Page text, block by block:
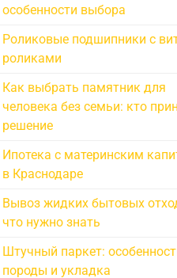
особенности выбора
Роликовые подшипники с
роликами
Как выбрать памятник для
человека без семьи: кто
решение
Ипотека с материнским
в Краснодаре
Вывоз жидких бытовых
что нужно знать
Штучный паркет:
породы и укладка